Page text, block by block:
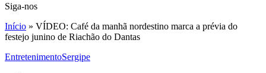
Siga-nos
Início » VÍDEO: Café da manhã nordestino marca a prévia do
festejo junino de Riachão do Dantas
EntretenimentoSergipe